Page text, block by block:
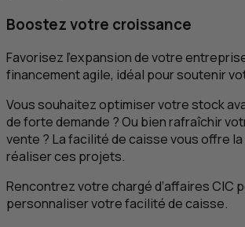
Boostez votre croissance
Favorisez l’expansion de votre
financement agile, idéal pour soutenir
Vous souhaitez optimiser votre stock
de forte demande ? Ou bien rafraîchir
vente ? La facilité de caisse vous offre
réaliser ces projets.
Rencontrez votre chargé d’affaires CIC
personnaliser votre facilité de caisse.